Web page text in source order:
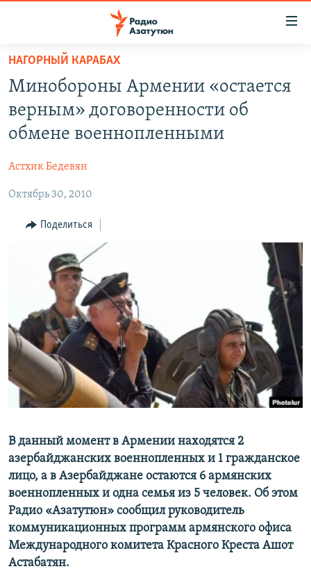
Перейти
основному
содержанию
Перейти
основной
Перейти
поиску
ПОЛИТИКА
ЭКОНОМИКА
РЕГИОН
НАГОРНЫЙ КАРАБАХ
СПОРТ
Հայերեն
English
Русский
НАГОРНЫЙ КАРАБАХ
Минобороны Армении «остается
верным» договоренности об
обмене военнопленными
Астхик Бедевян
Октябрь 30, 2010
Поделиться
В данный момент в Армении находятся 2
азербайджанских военнопленных и 1 гражданское
лицо, а в Азербайджане остаются 6 армянских
военнопленных и одна семья из 5 человек. Об этом
Радио «Азатутюн» сообщил руководитель
коммуникационных программ армянского офиса
Международного комитета Красного Креста Ашот
Астабатян.